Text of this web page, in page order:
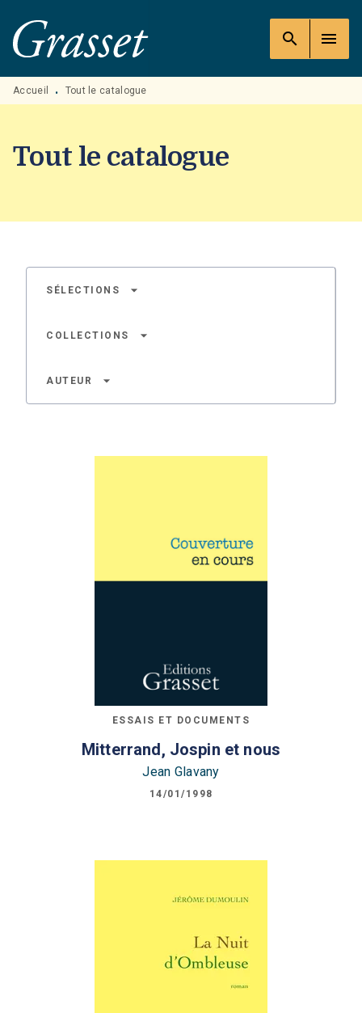
MENU RECHERCHE
PIED DE PAGE
search menu
Accueil • Tout le catalogue
Tout le catalogue
SÉLECTIONS arrow_drop_down
COLLECTIONS arrow_drop_down
AUTEUR arrow_drop_down
ESSAIS ET DOCUMENTS
Mitterrand, Jospin et nous
Jean Glavany
14/01/1998